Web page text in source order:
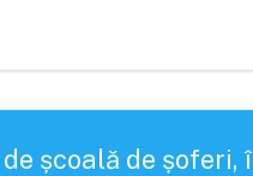
școală de